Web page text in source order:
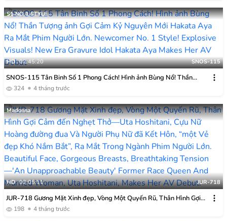
S1 NO.1 STYLE
HD 02:45:20 SNOS-115
SNOS-115 Tân Binh Số 1 Phong Cách! Hình ảnh Bùng Nổ! Thần
Tượng ảnh Gợi Cảm Kỷ Nguyên Mới Hakata Aya Ra Mắt Phim Người
324 4 tháng trước
Madonna
HD 02:05:11 JUR-718
JUR-718 Gương Mặt Xinh đẹp, Vòng Một Quyến Rũ, Thân Hình Gợi
Cảm đến Nghẹt Thở—Uta Hoshitani, Cựu Nữ Hoàng đường đua Và
198 4 tháng trước